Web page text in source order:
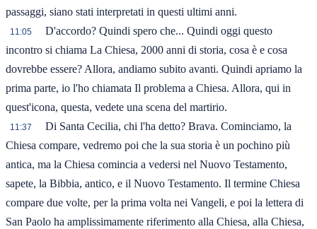
passaggi, siano stati interpretati in questi ultimi anni.
11:05
D'accordo? Quindi spero che... Quindi oggi questo
incontro si chiama La Chiesa, 2000 anni di storia, cosa è e cosa
dovrebbe essere? Allora, andiamo subito avanti. Quindi apriamo la
prima parte, io l'ho chiamata Il problema a Chiesa. Allora, qui in
quest'icona, questa, vedete una scena del martirio.
11:37
Di Santa Cecilia, chi l'ha detto? Brava. Cominciamo, la
Chiesa compare, vedremo poi che la sua storia è un pochino più
antica, ma la Chiesa comincia a vedersi nel Nuovo Testamento,
sapete, la Bibbia, antico, e il Nuovo Testamento. Il termine Chiesa
compare due volte, per la prima volta nei Vangeli, e poi la lettera di
San Paolo ha amplissimamente riferimento alla Chiesa, alla Chiesa,